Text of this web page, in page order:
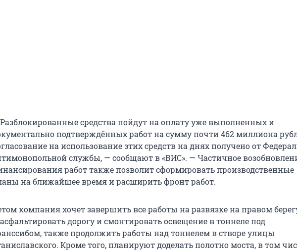
средства пойдут на оплату уже выполненных и
подтверждённых работ на сумму почти 462 миллиона
на использование этих средств на днях получено от
службы, — сообщают в «ВИС». — Частичное
работ также позволит сформировать производственные
на ближайшее время и расширить фронт работ.
компания хочет завершить все работы на развязке на правом
дорогу и смонтировать освещение в тоннеле под
также продолжить работы над тоннелем в створе улицы
Кроме того, планируют доделать полотно моста, в том